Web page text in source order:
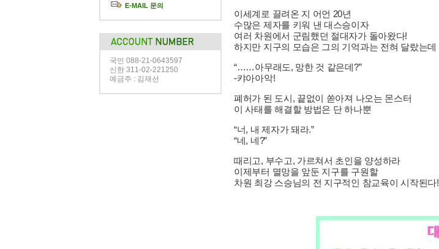
E-MAIL 문의
국민 088-21-0643597
신한 311-02-221250
예금주 : 김재선
이세계로 끌려온 지 어언 20년
수많은 제자를 키워 낸 대스승이자
여러 차원에서 군림했던 절대자가 돌아왔다!
하지만 지구의 모습은 그의 기억과는 전혀 달랐는데
“……아무래도, 망한 것 같은데?”
-캬아아악!
폐허가 된 도시, 끝없이 쏟아져 나오는 몬스터
이 사태를 해결할 방법은 단 하나뿐
“너, 내 제자가 돼라.”
“네, 네?”
때리고, 부수고, 가르쳐서 초인을 양성하라
이제부터 멸망을 앞둔 지구를 구원할
차원 최강 스승님의 전 지구적인 참교육이 시작된다!